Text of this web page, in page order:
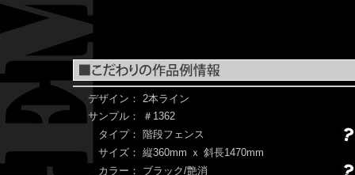
デザイン： 2本ライン
サンプル：
＃1362
タイプ：
階段フェンス
サイズ： 縦360mm ｘ 斜長1470mm
カラー：
ブラック/艶消